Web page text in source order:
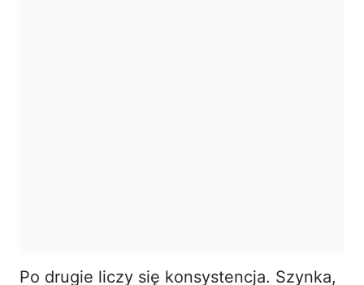
Po drugie liczy się konsystencja. Szynka,